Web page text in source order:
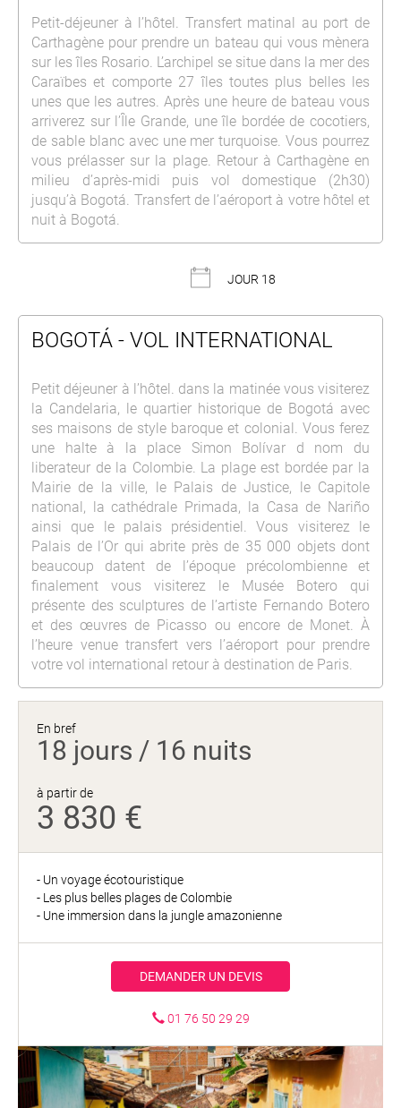
Petit-déjeuner à l’hôtel. Transfert matinal au port de
Carthagène pour prendre un bateau qui vous mènera
sur les îles Rosario. L’archipel se situe dans la mer des
Caraïbes et comporte 27 îles toutes plus belles les
unes que les autres. Après une heure de bateau vous
arriverez sur l’Île Grande, une île bordée de cocotiers,
de sable blanc avec une mer turquoise. Vous pourrez
vous prélasser sur la plage. Retour à Carthagène en
milieu d’après-midi puis vol domestique (2h30)
jusqu’à Bogotá. Transfert de l’aéroport à votre hôtel et
nuit à Bogotá.
JOUR 18
BOGOTÁ - VOL INTERNATIONAL
Petit déjeuner à l’hôtel. dans la matinée vous visiterez
la Candelaria, le quartier historique de Bogotá avec
ses maisons de style baroque et colonial. Vous ferez
une halte à la place Simon Bolívar d nom du
liberateur de la Colombie. La plage est bordée par la
Mairie de la ville, le Palais de Justice, le Capitole
national, la cathédrale Primada, la Casa de Nariño
ainsi que le palais présidentiel. Vous visiterez le
Palais de l’Or qui abrite près de 35 000 objets dont
beaucoup datent de l’époque précolombienne et
finalement vous visiterez le Musée Botero qui
présente des sculptures de l’artiste Fernando Botero
et des œuvres de Picasso ou encore de Monet. À
l’heure venue transfert vers l’aéroport pour prendre
votre vol international retour à destination de Paris.
En bref
18 jours / 16 nuits
à partir de
3 830 €
- Un voyage écotouristique
- Les plus belles plages de Colombie
- Une immersion dans la jungle amazonienne
DEMANDER UN DEVIS
01 76 50 29 29